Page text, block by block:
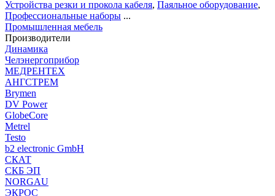
Устройства резки и прокола кабеля, Паяльное оборудование,
Профессиональные наборы ...
Промышленная мебель
Производители
Динамика
Челэнергоприбор
МЕДРЕНТЕХ
АНГСТРЕМ
Brymen
DV Power
GlobeCore
Metrel
Testo
b2 electronic GmbH
СКАТ
СКБ ЭП
NORGAU
ЭКРОС